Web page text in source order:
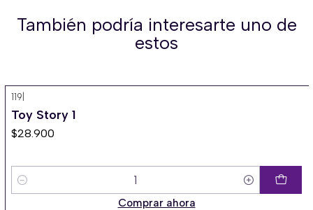
También podría interesarte uno de
estos
119
Toy Story 1
$28.900
Cantidad
Comprar ahora